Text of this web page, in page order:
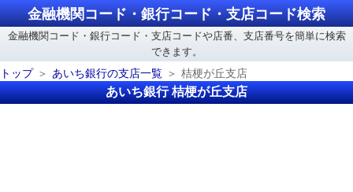
金融機関コード・銀行コード・支店コード検索
金融機関コード・銀行コード・支店コードや店番、支店番号を簡単に検索
できます。
トップ
あいち銀行の支店一覧 桔梗が丘支店
あいち銀行 桔梗が丘支店